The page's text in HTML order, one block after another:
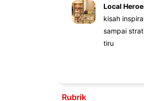
Local
kisah
sampai
tiru
Rubrik